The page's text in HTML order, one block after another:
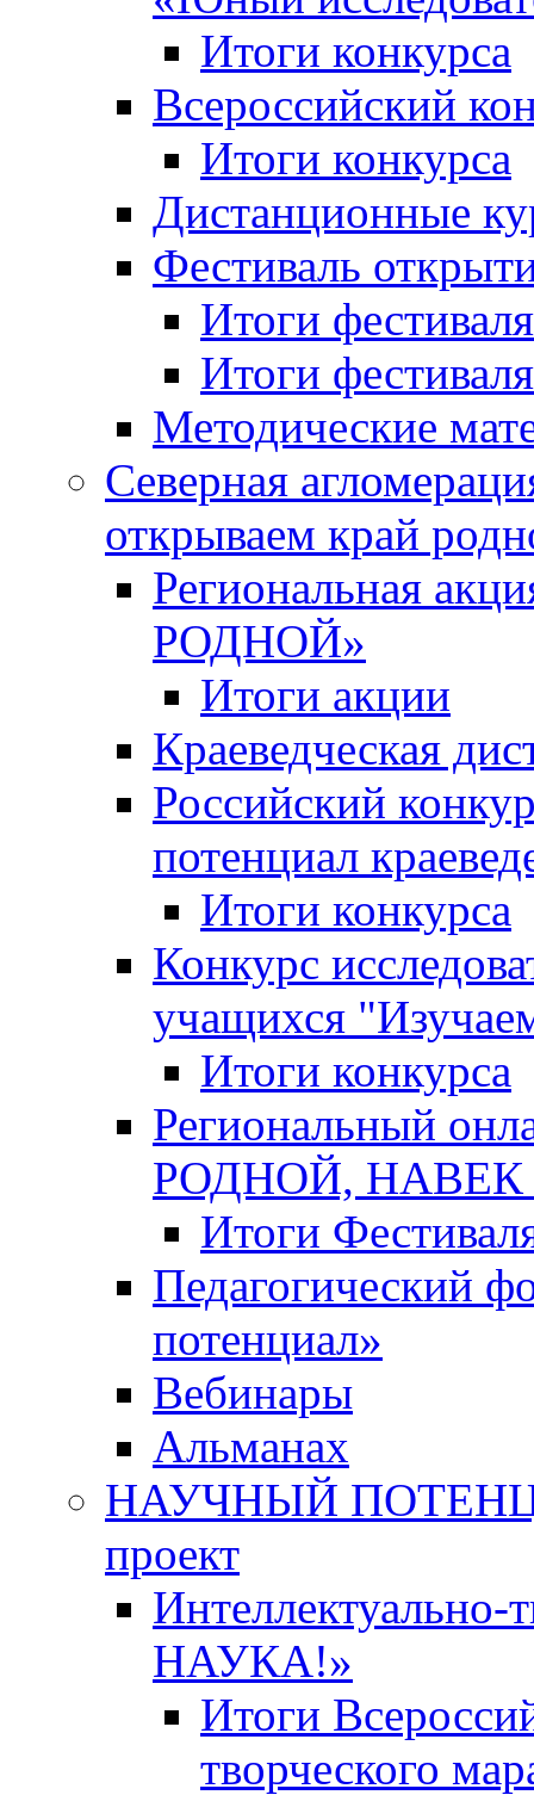
Итоги конкурса
Всероссийский
Итоги конкурса
Дистанционные
Фестиваль
Итоги
Итоги
Методические
Северная
открываем край
Региональная
РОДНОЙ»
Итоги акции
Краеведческая
Российский
потенциал
Итоги конкурса
Конкурс
учащихся
Итоги конкурса
Региональный
РОДНОЙ,
Итоги
Педагогический
потенциал»
Вебинары
Альманах
НАУЧНЫЙ
проект
НАУКА!»
Итоги
творческого